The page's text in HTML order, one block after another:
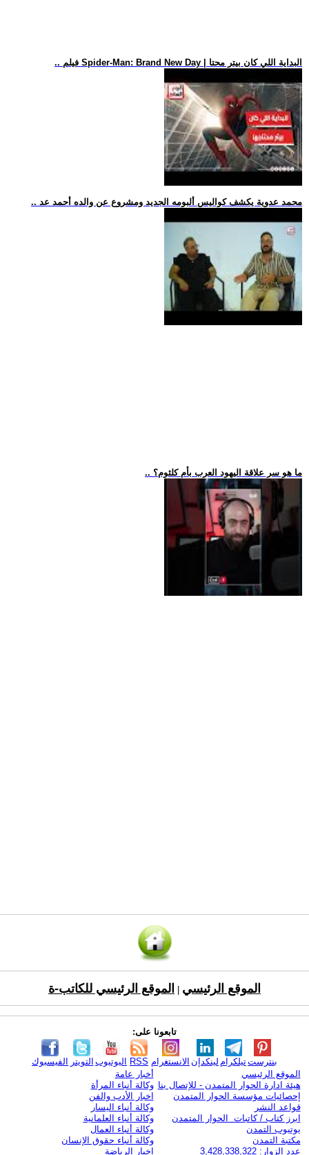
.. فيلم Spider-Man: Brand New Day | البداية اللي كان بيتر محتا
.. محمد عدوية يكشف كواليس ألبومه الجديد ومشروع عن والده أحمد عد
.. ما هو سر علاقة اليهود العرب بأم كلثوم؟
الموقع الرئيسي الموقع الرئيسي للكاتب-ة
تابعونا على:
الفيسبوك التويتر اليوتيوب RSS الانستغرام لينكدإن تيلكرامبنترست
الموقع الرئيسي
هيئة ادارة الحوار المتمدن - للإتصال بنا
إحصائيات مؤسسة الحوار المتمدن
قواعد النشر
ابرز كتاب / كاتبات الحوار المتمدن
يوتيوب التمدن
مكتبة التمدن
عدد الزوار: 3,428,338,322
أخبار عامة
وكالة أنباء المرأة
اخبار الأدب والفن
وكالة أنباء اليسار
وكالة أنباء العلمانية
وكالة أنباء العمال
وكالة أنباء حقوق الإنسان
اخبار الرياضة